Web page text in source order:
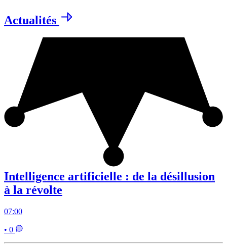
Actualités
Intelligence artificielle : de la désillusion
à la révolte
07:00
• 0